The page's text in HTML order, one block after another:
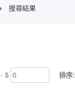
搜尋結果
- $
排序: